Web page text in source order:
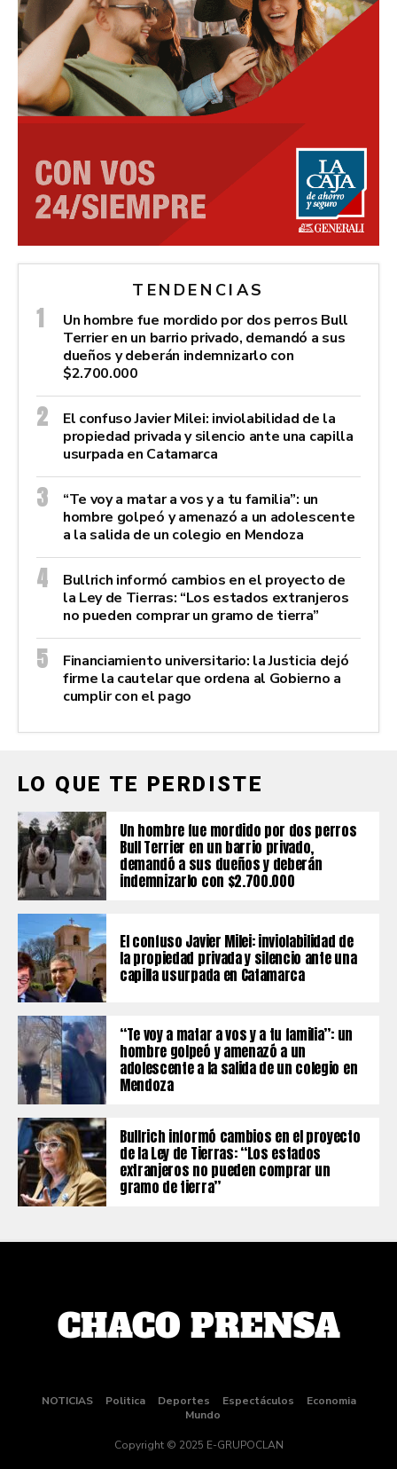
TENDENCIAS
Un hombre fue mordido por dos perros Bull
Terrier en un barrio privado, demandó a sus
dueños y deberán indemnizarlo con
$2.700.000
El confuso Javier Milei: inviolabilidad de la
propiedad privada y silencio ante una capilla
usurpada en Catamarca
“Te voy a matar a vos y a tu familia”: un
hombre golpeó y amenazó a un adolescente
a la salida de un colegio en Mendoza
Bullrich informó cambios en el proyecto de
la Ley de Tierras: “Los estados extranjeros
no pueden comprar un gramo de tierra”
Financiamiento universitario: la Justicia dejó
firme la cautelar que ordena al Gobierno a
cumplir con el pago
LO QUE TE PERDISTE
Un hombre fue mordido por dos perros
Bull Terrier en un barrio privado,
demandó a sus dueños y deberán
indemnizarlo con $2.700.000
El confuso Javier Milei: inviolabilidad de
la propiedad privada y silencio ante una
capilla usurpada en Catamarca
“Te voy a matar a vos y a tu familia”: un
hombre golpeó y amenazó a un
adolescente a la salida de un colegio en
Mendoza
Bullrich informó cambios en el proyecto
de la Ley de Tierras: “Los estados
extranjeros no pueden comprar un
gramo de tierra”
NOTICIAS Politica Deportes Espectáculos
Economia
Mundo
Copyright © 2025 E-GRUPOCLAN